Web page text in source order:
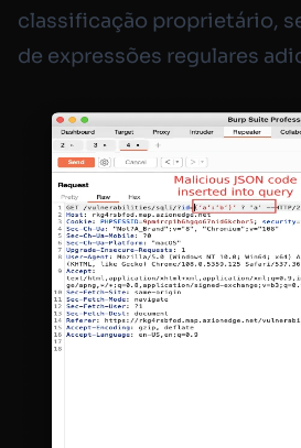
classificação proprietário,
de expressões regulares